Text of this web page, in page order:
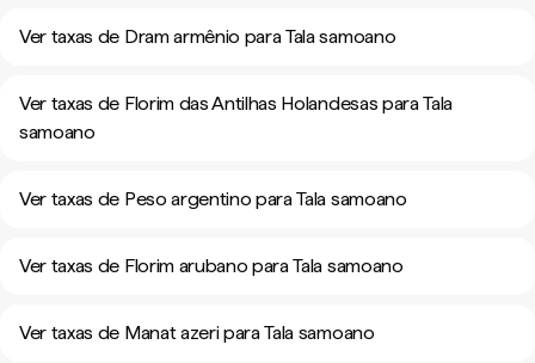
Ver taxas de Dram armênio para Tala samoano
Ver taxas de Florim das Antilhas Holandesas para Tala
samoano
Ver taxas de Peso argentino para Tala samoano
Ver taxas de Florim arubano para Tala samoano
Ver taxas de Manat azeri para Tala samoano